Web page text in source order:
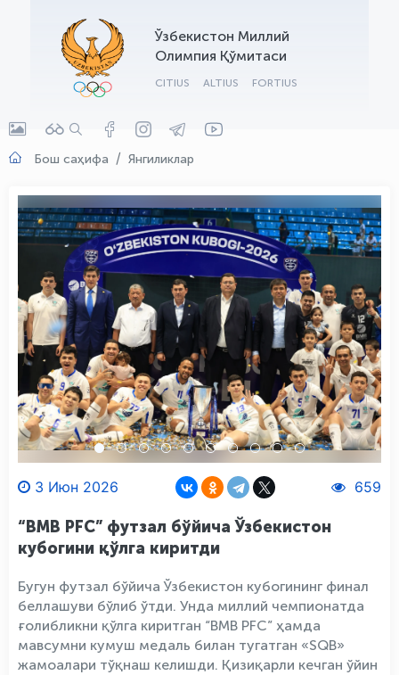
Ўзбекистон Миллий
Олимпия Қўмитаси
CITIUS ALTIUS FORTIUS
Бош саҳифа Янгиликлар
3 Июн 2026 659
“BMB PFC” футзал бўйича Ўзбекистон
кубогини қўлга киритди
Бугун футзал бўйича Ўзбекистон кубогининг финал
беллашуви бўлиб ўтди. Унда миллий чемпионатда
ғолибликни қўлга киритган “BMB PFC” ҳамда
мавсумни кумуш медаль билан тугатган «SQB»
жамоалари тўқнаш келишди. Қизиқарли кечган ўйин
OLYMPCHIK AI - yordamchi
Онлайн · olympic.uz